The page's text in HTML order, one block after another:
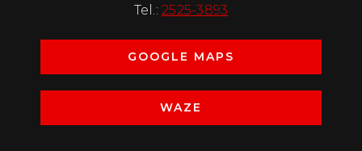
Tel.:2525-3893
GOOGLE MAPS
WAZE